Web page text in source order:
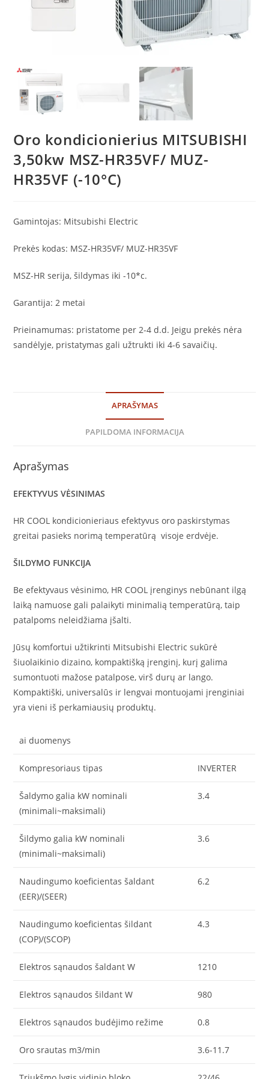
Oro kondicionierius MITSUBISHI
3,50kw MSZ-HR35VF/ MUZ-
HR35VF (-10°C)
Gamintojas: Mitsubishi Electric
Prekės kodas: MSZ-HR35VF/ MUZ-HR35VF
MSZ-HR serija, šildymas iki -10*c.
Garantija: 2 metai
Prieinamumas: pristatome per 2-4 d.d. Jeigu prekės nėra
sandėlyje, pristatymas gali užtrukti iki 4-6 savaičių.
APRAŠYMAS
PAPILDOMA INFORMACIJA
Aprašymas
EFEKTYVUS VĖSINIMAS
HR COOL kondicionieriaus efektyvus oro paskirstymas
greitai pasieks norimą temperatūrą visoje erdvėje.
ŠILDYMO FUNKCIJA
Be efektyvaus vėsinimo, HR COOL įrenginys nebūnant ilgą
laiką namuose gali palaikyti minimalią temperatūrą, taip
patalpoms neleidžiama įšalti.
Jūsų komfortui užtikrinti Mitsubishi Electric sukūrė
šiuolaikinio dizaino, kompaktišką įrenginį, kurį galima
sumontuoti mažose patalpose, virš durų ar lango.
Kompaktiški, universalūs ir lengvai montuojami įrenginiai
yra vieni iš perkamiausių produktų.
ai duomenys
Kompresoriaus tipas INVERTER
Šaldymo galia kW nominali
(minimali~maksimali)
3.4
Šildymo galia kW nominali
(minimali~maksimali)
3.6
Naudingumo koeficientas šaldant
(EER)/(SEER)
6.2
Naudingumo koeficientas šildant
(COP)/(SCOP)
4.3
Elektros sąnaudos šaldant W 1210
Elektros sąnaudos šildant W 980
Elektros sąnaudos budėjimo režime 0.8
Oro srautas m3/min 3.6-11.7